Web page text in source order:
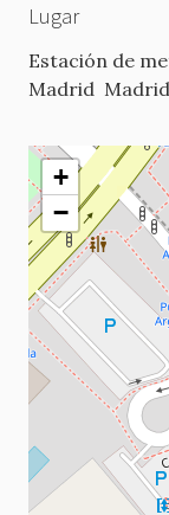
Lugar
Estación de
Madrid Madrid
+
−